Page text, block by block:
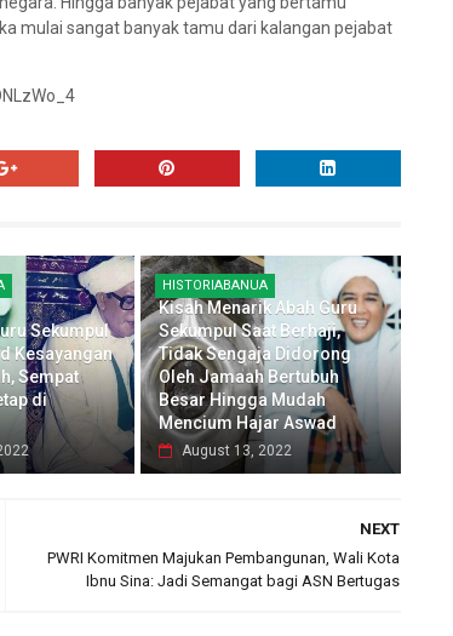
mulai sangat banyak tamu dari kalangan pejabat
Sekumpul
Kesayangan
Sempat
di
HISTORIABANUA
Kisah Menarik Abah Guru
Sekumpul Saat Berhaji,
Tidak Sengaja Didorong
Oleh Jamaah Bertubuh
Besar Hingga Mudah
Mencium Hajar Aswad
August 13, 2022
NEXT
PWRI Komitmen Majukan Pembangunan, Wali Kota
Ibnu Sina: Jadi Semangat bagi ASN Bertugas